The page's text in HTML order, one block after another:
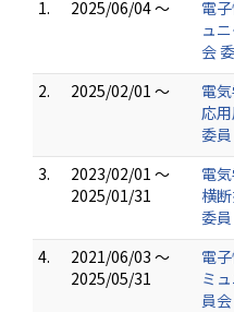
1.
2025/06/04 ～
電
ュ
会
2.
2025/02/01 ～
電
応
委員
3.
2023/02/01 ～
2025/01/31
電
横
委員
4.
2021/06/03 ～
2025/05/31
電
ミ
員